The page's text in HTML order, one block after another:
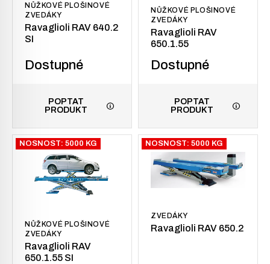
NŮŽKOVÉ PLOŠINOVÉ
ZVEDÁKY
Ravaglioli RAV 640.2
SI
Dostupné
POPTAT
PRODUKT
NŮŽKOVÉ PLOŠINOVÉ
ZVEDÁKY
Ravaglioli RAV
650.1.55
Dostupné
POPTAT
PRODUKT
NOSNOST: 5000 KG
NŮŽKOVÉ PLOŠINOVÉ
ZVEDÁKY
Ravaglioli RAV
650.1.55 SI
NOSNOST: 5000 KG
ZVEDÁKY
Ravaglioli RAV 650.2